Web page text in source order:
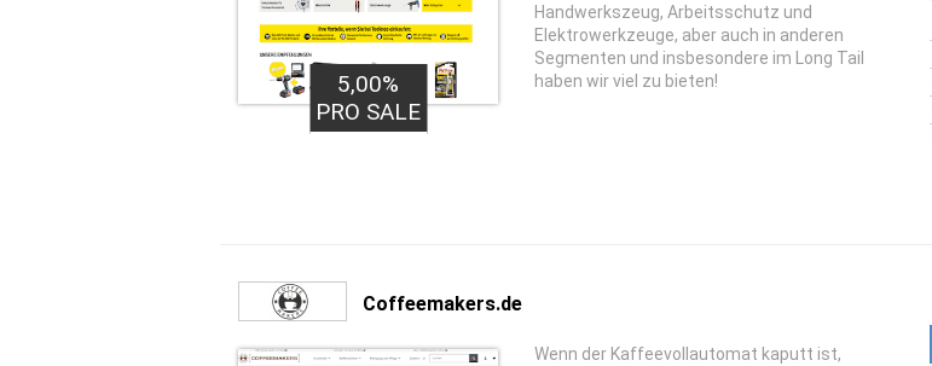
5,00%
PRO SALE
Handwerkszeug, Arbeitsschutz und
Elektrowerkzeuge, aber auch in anderen
Segmenten und insbesondere im Long Tail
haben wir viel zu bieten!
Coffeemakers.de
Wenn der Kaffeevollautomat kaputt ist,